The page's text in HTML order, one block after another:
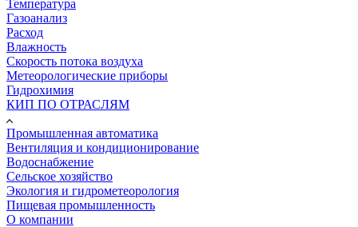
Температура
Газоанализ
Расход
Влажность
Скорость потока воздуха
Метеорологические приборы
Гидрохимия
КИП ПО ОТРАСЛЯМ
Промышленная автоматика
Вентиляция и кондиционирование
Водоснабжение
Сельское хозяйство
Экология и гидрометеорология
Пищевая промышленность
О компании